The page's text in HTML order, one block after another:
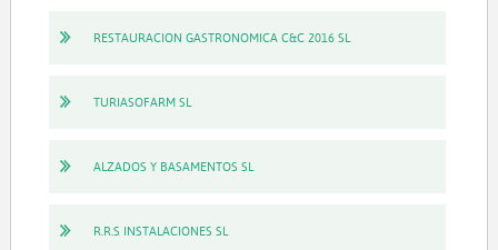
RESTAURACION GASTRONOMICA C&C 2016 SL
TURIASOFARM SL
ALZADOS Y BASAMENTOS SL
R.R.S INSTALACIONES SL